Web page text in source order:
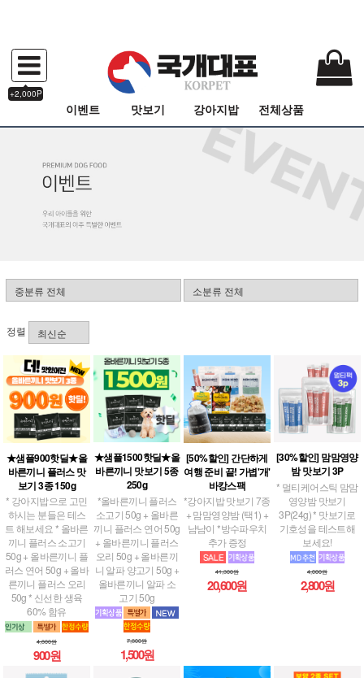
+2,000P
이벤트 맛보기 강아지밥 전체상품
정렬
★샘플900핫딜★올
바른끼니 플러스 맛
보기 3종 150g
* 강아지밥으로 고민
하시는 분들은 테스
트 해보세요 * 올바른
끼니 플러스 소고기
50g + 올바른끼니 플
러스 연어 50g + 올바
른끼니 플러스 오리
50g * 신선한 생육
60% 함유
4,800원
900원
★샘플1500핫딜★올
바른끼니 맛보기 5종
250g
*올바른끼니 플러스
소고기 50g + 올바른
끼니 플러스 연어 50g
+ 올바른끼니 플러스
오리 50g + 올바른끼
니 알파 양고기 50g +
올바른끼니 알파 소
고기 50g
7,800원
1,500원
[50%할인] 간단하게
여행 준비 끝! 가볍'개'
바캉스팩
*강아지밥 맛보기 7종
+ 맘맘영양밤 (택1) +
냠냠이 *방수파우치
추가 증정
41,300원
20,600원
[30%할인] 맘맘영양
밤 맛보기 3P
* 멀티케어스틱 맘맘
영양밤 맛보기
3P(24g) * 맛보기로
기호성을 테스트해
보세요!
4,000원
2,800원